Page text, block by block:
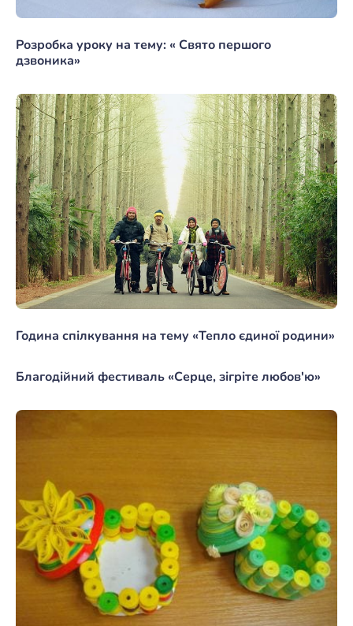
Розробка уроку на тему: « Свято першого
дзвоника»
Година спілкування на тему «Тепло єдиної родини»
Благодійний фестиваль «Серце, зігріте любов'ю»